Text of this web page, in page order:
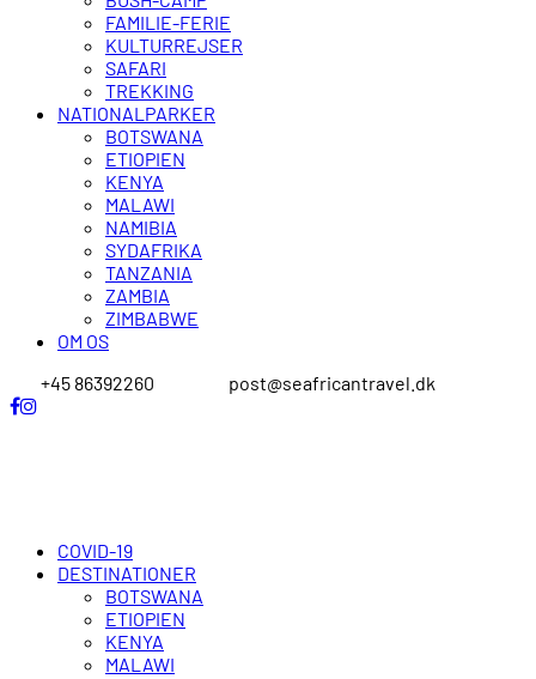
FAMILIE-FERIE
KULTURREJSER
SAFARI
TREKKING
NATIONALPARKER
BOTSWANA
ETIOPIEN
KENYA
MALAWI
NAMIBIA
SYDAFRIKA
TANZANIA
ZAMBIA
ZIMBABWE
OM OS
+45 86392260
post@seafricantravel.dk
COVID-19
DESTINATIONER
BOTSWANA
ETIOPIEN
KENYA
MALAWI